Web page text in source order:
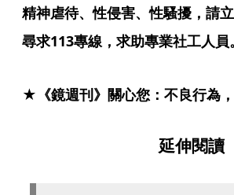
精神虐待、性侵害、性騷擾，請
尋求113專線，求助專業社工人員。
★《鏡週刊》關心您：不良行為，
延伸閱讀